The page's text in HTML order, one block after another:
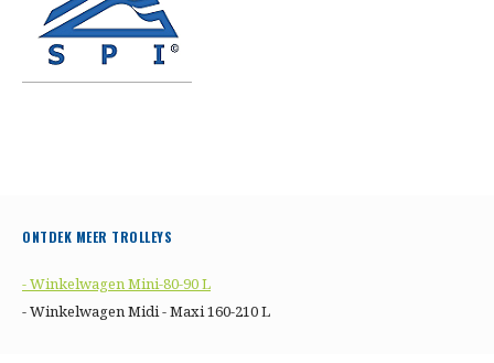
ONTDEK MEER TROLLEYS
- Winkelwagen Mini-80-90 L
- Winkelwagen Midi - Maxi 160-210 L